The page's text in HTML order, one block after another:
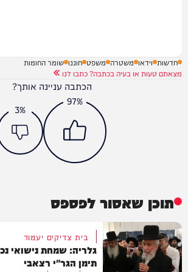
חדשות וידאו משטרה משפט חוננו שומר החומות
מצאתם טעות או בעיה בכתבה? כתבו לנו
הכתבה עניינה אותך?
97%
3%
תוכן שאסור לפספס
בית צדיקים יעמוד
גלריה: שמחת נישואי
תימן הגר"י רצאבי